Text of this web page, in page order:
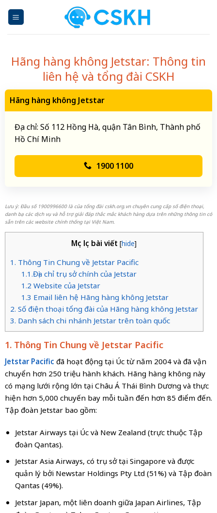
Hãng hàng không Jetstar: Thông tin
liên hệ và tổng đài CSKH
Hãng hàng không Jetstar
Địa chỉ: Số 112 Hồng Hà, quận Tân Bình, Thành phố
Hồ Chí Minh
1900 1100
Lưu ý: Đầu số 1900996600 là của tổng đài cskh.org.vn chuyên cung cấp số điện thoại,
danh bạ các dịch vụ và hỗ trợ giải đáp thắc mắc khách hàng dựa trên những thông tin có
sẵn trên các website chính thống tại Việt Nam.
Mục lục bài viết [hide]
1. Thông Tin Chung về Jetstar Pacific
1.1.Địa chỉ trụ sở chính của Jetstar
1.2 Website của Jetstar
1.3 Email liên hệ Hãng hàng không Jetstar
2. Số điện thoại tổng đài của Hãng hàng không Jetstar
3. Danh sách chi nhánh Jetstar trên toàn quốc
1. Thông Tin Chung về Jetstar Pacific
Jetstar Pacific đã hoạt động tại Úc từ năm 2004 và đã vận
chuyển hơn 250 triệu hành khách. Hãng hàng không này
có mạng lưới rộng lớn tại Châu Á Thái Bình Dương và thực
hiện hơn 5,000 chuyến bay mỗi tuần đến hơn 85 điểm đến.
Tập đoàn Jetstar bao gồm:
Jetstar Airways tại Úc và New Zealand (trực thuộc Tập
đoàn Qantas).
Jetstar Asia Airways, có trụ sở tại Singapore và được
quản lý bởi Newstar Holdings Pty Ltd (51%) và Tập đoàn
Qantas (49%).
Jetstar Japan, một liên doanh giữa Japan Airlines, Tập